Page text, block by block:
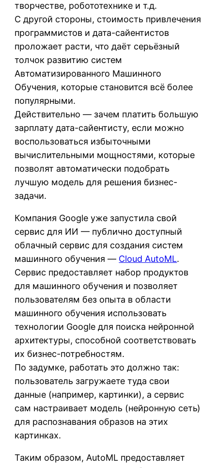
творчестве, робототехнике и т.д.
С другой стороны, стоимость привлечения
программистов и дата-сайентистов
проложает расти, что даёт серьёзный
толчок развитию систем
Автоматизированного Машинного
Обучения, которые становится всё более
популярными.
Действительно — зачем платить большую
зарплату дата-сайентисту, если можно
воспользоваться избыточными
вычислительными мощностями, которые
позволят автоматически подобрать
лучшую модель для решения бизнес-
задачи.
Компания Google уже запустила свой
сервис для ИИ — публично доступный
облачный сервис для создания систем
машинного обучения — Cloud AutoML.
Сервис предоставляет набор продуктов
для машинного обучения и позволяет
пользователям без опыта в области
машинного обучения использовать
технологии Google для поиска нейронной
архитектуры, способной соответствовать
их бизнес-потребностям.
По задумке, работать это должно так:
пользователь загружаете туда свои
данные (например, картинки), а сервис
сам настраивает модель (нейронную сеть)
для распознавания образов на этих
картинках.
Таким образом, AutoML предоставляет